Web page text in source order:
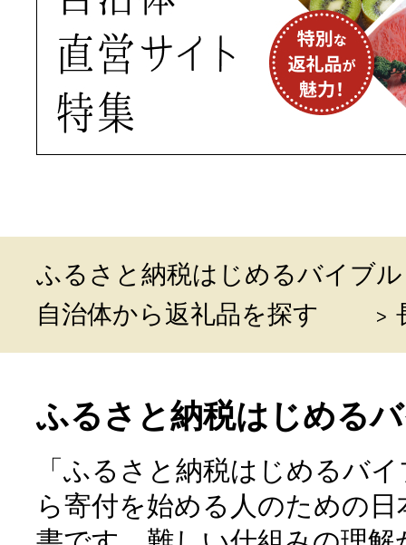
ふるさと納税はじめるバイブル
自治体から返礼品を探す
ふるさと納税はじめる
「ふるさと納税はじめるバ
ら寄付を始める人のための